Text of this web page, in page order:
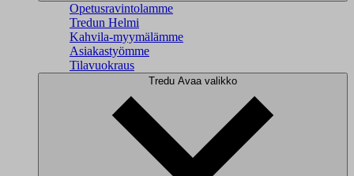
Opetusravintolamme
Tredun Helmi
Kahvila-myymälämme
Asiakastyömme
Tilavuokraus
Tredu Avaa valikko